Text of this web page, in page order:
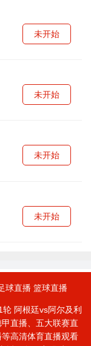
未开始
未开始
未开始
未开始
球直播 篮球直播
阿根廷vs阿尔及利
直播、五大联赛直
高清体育直播观看